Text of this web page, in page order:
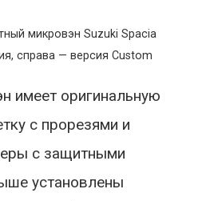
микровэн Suzuki Spacia
справа — версия Custom
имеет оригинальную
с прорезями и
с защитными
установлены